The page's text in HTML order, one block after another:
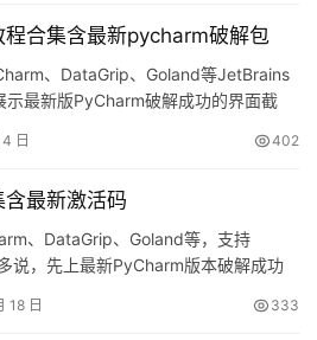
权的具体流程，解除…
合集含最新pycharm破解包
、DataGrip、Goland等JetBrains
示最新版PyCharm破解成功的界面截
将PyCharm激活至2099年。 当然，
日 402
最新激活码
、DataGrip、Goland等，支持
说，先上最新PyCharm版本破解成功
来详细讲解如何激活 PyCharm至
18 日 333